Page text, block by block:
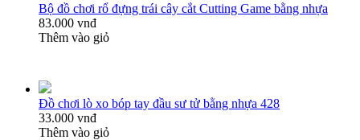
Bộ đồ chơi rổ đựng trái cây cắt Cutting Game bằng nhựa
83.000 vnđ
Thêm vào giỏ
Đồ chơi lò xo bóp tay đầu sư tử bằng nhựa 428
33.000 vnđ
Thêm vào giỏ